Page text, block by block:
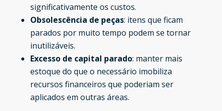
significativamente os custos.
Obsolescência de peças: itens que ficam
parados por muito tempo podem se tornar
inutilizáveis.
Excesso de capital parado: manter mais
estoque do que o necessário imobiliza
recursos financeiros que poderiam ser
aplicados em outras áreas.